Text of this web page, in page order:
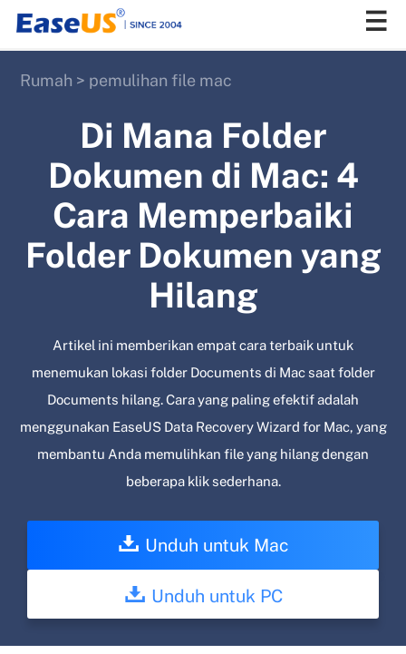
Rumah > pemulihan file mac
Di Mana Folder
Dokumen di Mac: 4
Cara Memperbaiki
Folder Dokumen yang
Hilang
Artikel ini memberikan empat cara terbaik untuk
menemukan lokasi folder Documents di Mac saat folder
Documents hilang. Cara yang paling efektif adalah
menggunakan EaseUS Data Recovery Wizard for Mac, yang
membantu Anda memulihkan file yang hilang dengan
beberapa klik sederhana.
Unduh untuk Mac
Unduh untuk PC